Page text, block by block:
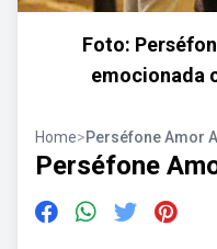
Foto:
emocionada
Home>Perséfone Amor
Perséfone